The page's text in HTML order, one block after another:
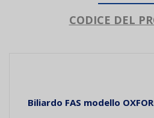
CODICE DEL
Biliardo FAS modello